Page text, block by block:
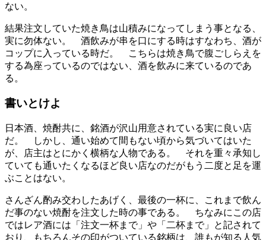
ない。
結果注文していた焼き鳥は山積みになってしまう事となる、
実に勿体ない。 酒飲みが串を口にする時はすなわち、酒が
コップに入っている時だ。 こちらは焼き鳥で腹ごしらえを
する為座っているのではない、酒を飲みに来ているのであ
る。
書いとけよ
日本酒、焼酎共に、銘酒が沢山用意されている実に良い店
だ。 しかし、通い始めて間もない頃から気づいてはいた
が、店主はとにかく横柄な人物である。 それを重々承知し
ていても通いたくなるほど良い店なのだがもう二度と足を運
ぶことはない。
さんざん酌み交わしたあげく、最後の一杯に、これまで飲ん
だ事のない焼酎を注文した時の事である。 ちなみにこの店
ではレア酒には「注文一杯まで」や「二杯まで」と記されて
おり、もちろんその印がついている銘柄は、誰もが知る人気